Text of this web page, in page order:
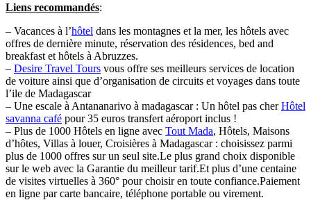
Liens recommandés:
– Vacances à l’hôtel dans les montagnes et la mer, les hôtels avec
offres de dernière minute, réservation des résidences, bed and
breakfast et hôtels à Abruzzes.
– Desire Travel Tours vous offre ses meilleurs services de location
de voiture ainsi que d’organisation de circuits et voyages dans toute
l’ile de Madagascar
– Une escale à Antananarivo à madagascar : Un hôtel pas cherHôtel
savanna café pour 35 euros transfert aéroport inclus !
– Plus de 1000 Hôtels en ligne avec Tout Mada, Hôtels, Maisons
d’hôtes, Villas à louer, Croisières à Madagascar : choisissez parmi
plus de 1000 offres sur un seul site.Le plus grand choix disponible
sur le web avec la Garantie du meilleur tarif.Et plus d’une centaine
de visites virtuelles à 360° pour choisir en toute confiance.Paiement
en ligne par carte bancaire, téléphone portable ou virement.